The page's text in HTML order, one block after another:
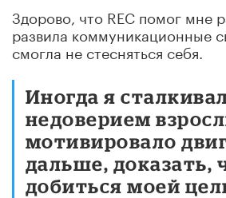
Здорово, что REC помог мне
развила коммуникационные
смогла не стесняться себя.
Иногда я
недоверием
мотивировало
дальше, доказать,
добиться моей